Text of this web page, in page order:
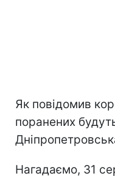
Як повідомив
поранених
Нагадаємо, 31